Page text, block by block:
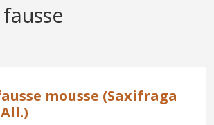
mousse (Saxifraga